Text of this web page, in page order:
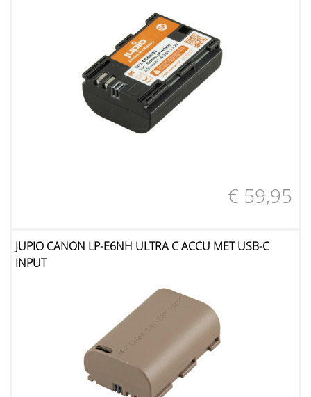
€ 59,95
JUPIO CANON LP-E6NH ULTRA C ACCU MET USB-C
INPUT